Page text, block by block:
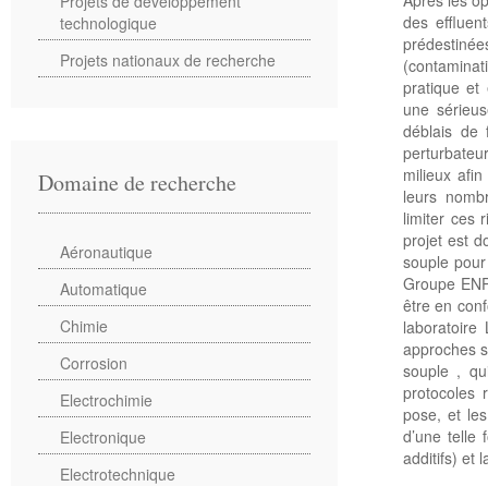
des
pratique et
une
déblais de
milieux
leurs
limiter ces
projet est
souple
Groupe
être en
laboratoire
approches
souple ,
protocoles
pose, et
d’une telle
additifs) et
technologique
Projets nationaux de recherche
Domaine de recherche
Aéronautique
Automatique
Chimie
Corrosion
Electrochimie
Electronique
Electrotechnique